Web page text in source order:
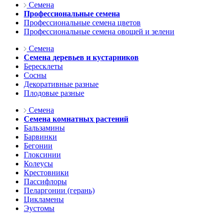
Семена
Профессиональные семена
Профессиональные семена цветов
Профессиональные семена овощей и зелени
Семена
Семена деревьев и кустарников
Бересклеты
Сосны
Декоративные разные
Плодовые разные
Семена
Семена комнатных растений
Бальзамины
Барвинки
Бегонии
Глоксинии
Колеусы
Крестовники
Пассифлоры
Пеларгонии (герань)
Цикламены
Эустомы